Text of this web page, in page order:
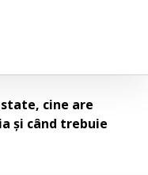
cine are
și când trebuie